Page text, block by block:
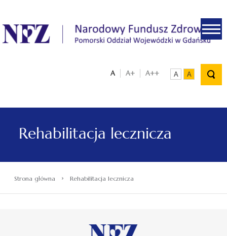
.
A A+ A++ A A
Rehabilitacja lecznicza
Strona główna › Rehabilitacja lecznicza